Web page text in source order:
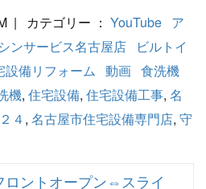
| カテゴリー ： YouTube ア
ンサービス名古屋店
ビルトイ
設備リフォーム 動画 食洗機
機, 住宅設備, 住宅設備工事, 名
４, 名古屋市住宅設備専門店, 守
ロントオープン⇔スライ